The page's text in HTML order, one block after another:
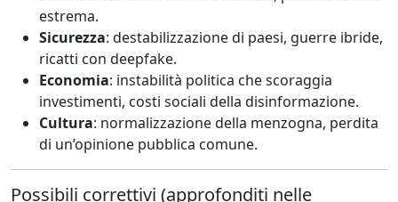
estrema.
Sicurezza: destabilizzazione di paesi, guerre ibride,
ricatti con deepfake.
Economia: instabilità politica che scoraggia
investimenti, costi sociali della disinformazione.
Cultura: normalizzazione della menzogna, perdita
di un’opinione pubblica comune.
Possibili correttivi (approfonditi nelle